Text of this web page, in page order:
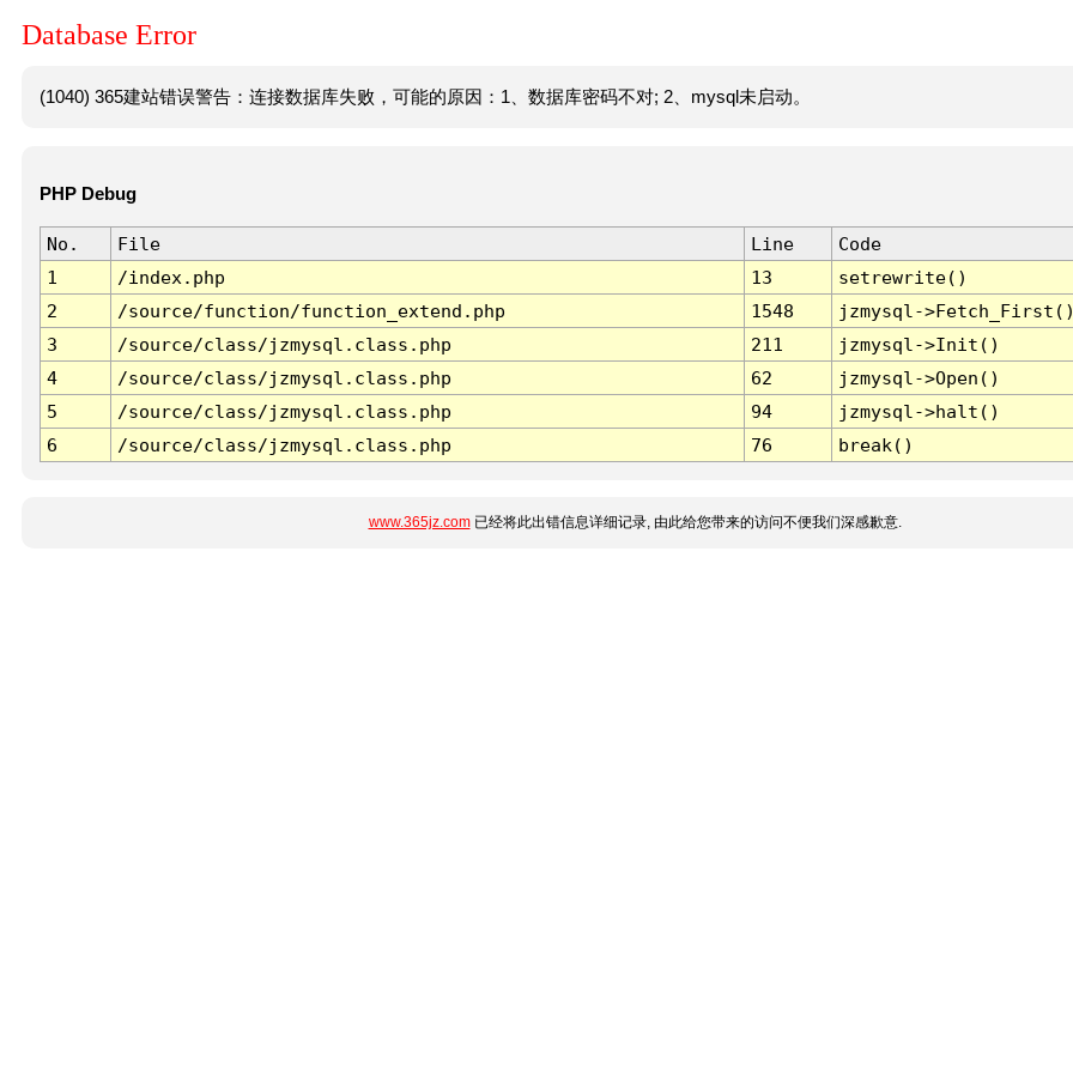
Database Error
(1040) 365建站错误警告：连接数据库失败，可能的原因：1、数据库密码不对; 2、mysql未启动。
PHP Debug
No. File Line
Code
1
/index.php 13
setrewrite()
2
/source/function/function_extend.php 1548
jzmysql-
3
/source/class/jzmysql.class.php 211
jzmysql->Init()
4
/source/class/jzmysql.class.php 62
jzmysql->Open()
5
/source/class/jzmysql.class.php 94
jzmysql->halt()
6
/source/class/jzmysql.class.php 76 break()
www.365jz.com已经将此出错信息详细记录, 由此给您带来的访问不便我们深感歉意.